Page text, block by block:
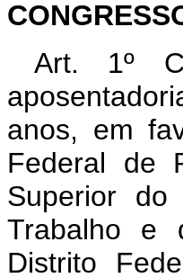
Art. 1º
anos, em
Federal de
Superior do
Trabalho e
Distrito